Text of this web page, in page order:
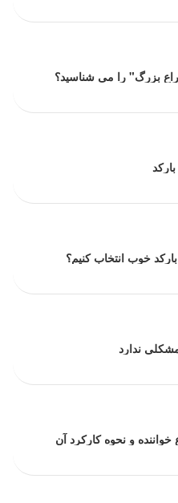
بزرگ" را می شناسید؟
خوب انتخاب کنیم؟
ندارد
خواننده و نحوه کارکرد آن